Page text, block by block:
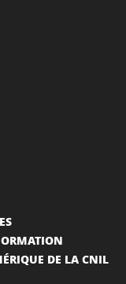
DE LA CNIL